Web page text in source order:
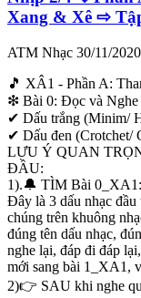
👉 SAU khi nghe
ngũ âm, gọi nhóm 3
bấm vào phần mô tả
xanh]. Bạn chỉ cần
CTX X1 để thực tập
Xang & Xê ⇨
ATM Nhạc 30/11/2020
🎵 XÂ1 - Phần A:
❇ Bài 0: Đọc và
✔ Dấu trắng (Minim/
✔ Dấu đen (Crotchet/
LƯU Ý QUAN
ĐẦU:
1).🔔 TÌM Bài
Đây là 3 dấu nhạc
chúng trên khuông
đúng tên dấu nhạc,
nghe lại, đáp đi đáp
mới sang bài 1_XA1,
2)👉 SAU khi nghe